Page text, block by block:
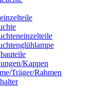
Kappen
Träger/Rahmen